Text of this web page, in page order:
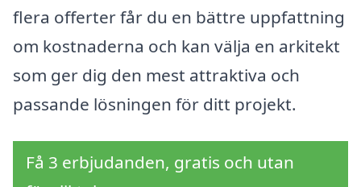
flera offerter får du en bättre uppfattning
om kostnaderna och kan välja en arkitekt
som ger dig den mest attraktiva och
passande lösningen för ditt projekt.
Få 3 erbjudanden, gratis och utan